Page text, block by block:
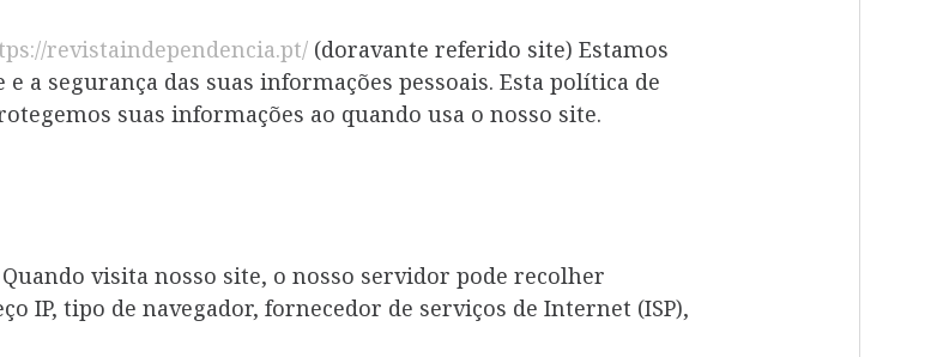
revistaindependencia.pt/ (doravante referido site) Estamos
a segurança das suas informações pessoais. Esta política de
suas informações ao quando usa o nosso site.
Quando visita nosso site, o nosso servidor pode recolher
IP, tipo de navegador, fornecedor de serviços de Internet (ISP),